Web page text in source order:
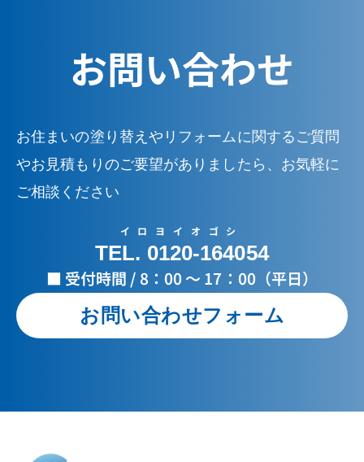
お問い合わせ
お住まいの塗り替えやリフォームに関するご質問
やお見積もりのご要望がありましたら、お気軽に
ご相談ください
イロヨイオゴシ
TEL. 0120-164054
■ 受付時間 / 8：00 ～ 17：00（平日）
お問い合わせフォーム